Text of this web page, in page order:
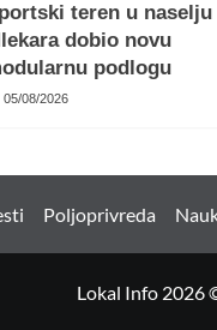
teren u naselju
dobio novu
podlogu
05/08/2026
Poljoprivreda
Lokal Info 2026